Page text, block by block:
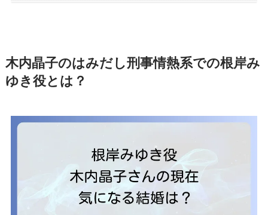
木内晶子のはみだし刑事情熱系での根岸み
ゆき役とは？